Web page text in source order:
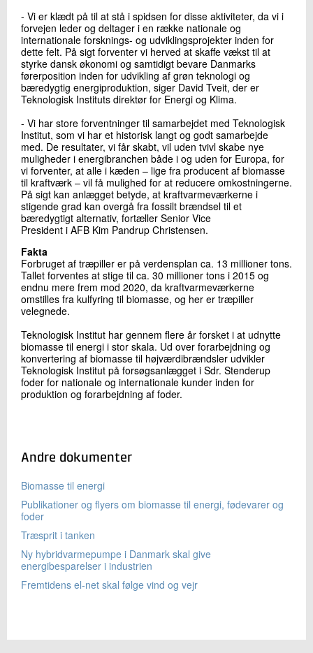
- Vi er klædt på til at stå i spidsen for disse aktiviteter, da vi i
forvejen leder og deltager i en række nationale og
internationale forsknings- og udviklingsprojekter inden for
dette felt. På sigt forventer vi herved at skaffe vækst til at
styrke dansk økonomi og samtidigt bevare Danmarks
førerposition inden for udvikling af grøn teknologi og
bæredygtig energiproduktion, siger David Tveit, der er
Teknologisk Instituts direktør for Energi og Klima.
- Vi har store forventninger til samarbejdet med Teknologisk
Institut, som vi har et historisk langt og godt samarbejde
med. De resultater, vi får skabt, vil uden tvivl skabe nye
muligheder i energibranchen både i og uden for Europa, for
vi forventer, at alle i kæden – lige fra producent af biomasse
til kraftværk – vil få mulighed for at reducere omkostningerne.
På sigt kan anlægget betyde, at kraftvarmeværkerne i
stigende grad kan overgå fra fossilt brændsel til et
bæredygtigt alternativ, fortæller Senior Vice
President i AFB Kim Pandrup Christensen.
Fakta
Forbruget af træpiller er på verdensplan ca. 13 millioner tons.
Tallet forventes at stige til ca. 30 millioner tons i 2015 og
endnu mere frem mod 2020, da kraftvarmeværkerne
omstilles fra kulfyring til biomasse, og her er træpiller
velegnede.
Teknologisk Institut har gennem flere år forsket i at udnytte
biomasse til energi i stor skala. Ud over forarbejdning og
konvertering af biomasse til højværdibrændsler udvikler
Teknologisk Institut på forsøgsanlægget i Sdr. Stenderup
foder for nationale og internationale kunder inden for
produktion og forarbejdning af foder.
Andre dokumenter
Biomasse til energi
Publikationer og flyers om biomasse til energi, fødevarer og
foder
Træsprit i tanken
Ny hybridvarmepumpe i Danmark skal give
energibesparelser i industrien
Fremtidens el-net skal følge vind og vejr